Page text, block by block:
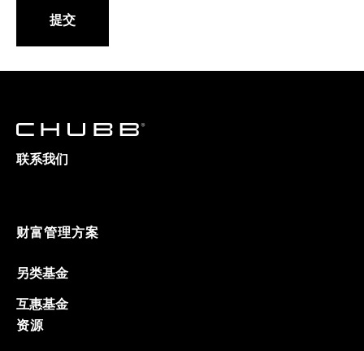
提交
联系我们
财富管理方案
另类基金
互惠基金
资源